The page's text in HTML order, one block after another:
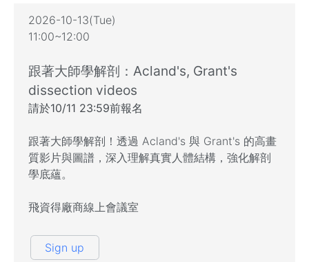
2026-10-13(Tue)
11:00~12:00
跟著大師學解剖：Acland's, Grant's
dissection videos
請於10/11 23:59前報名
跟著大師學解剖！透過 Acland's 與 Grant's 的高畫
質影片與圖譜，深入理解真實人體結構，強化解剖
學底蘊。
飛資得廠商線上會議室
Sign up